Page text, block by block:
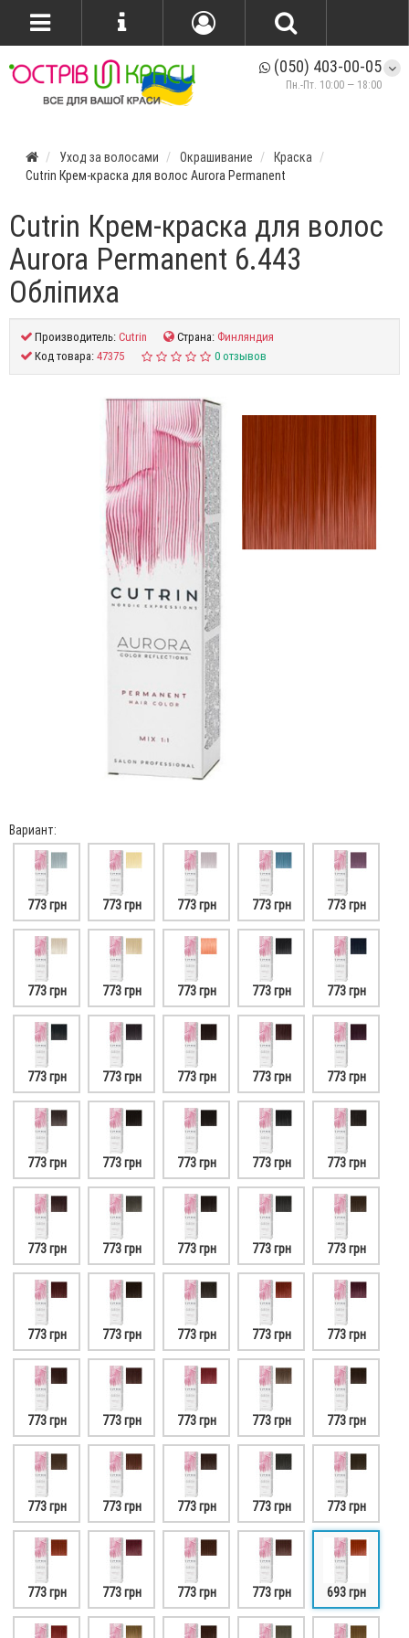
(050) 403-00-05
Пн.-Пт. 10:00 — 18:00
Уход за волосами Окрашивание
Краска
Cutrin Крем-краска для волос Aurora Permanent
Cutrin Крем-краска для волос
Aurora Permanent 6.443
Обліпиха
Производитель:Cutrin Страна: Финляндия
Код товара:47375 0 отзывов
Вариант:
773 грн 773 грн 773 грн 773 грн 773 грн
773 грн 773 грн 773 грн 773 грн 773 грн
773 грн 773 грн 773 грн 773 грн 773 грн
773 грн 773 грн 773 грн 773 грн 773 грн
773 грн 773 грн 773 грн 773 грн 773 грн
773 грн 773 грн 773 грн 773 грн 773 грн
773 грн 773 грн 773 грн 773 грн 773 грн
773 грн 773 грн 773 грн 773 грн 773 грн
773 грн 773 грн 773 грн 773 грн 693 грн